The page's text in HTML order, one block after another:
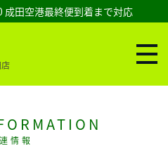
成田空港最終便到着まで対応
情報